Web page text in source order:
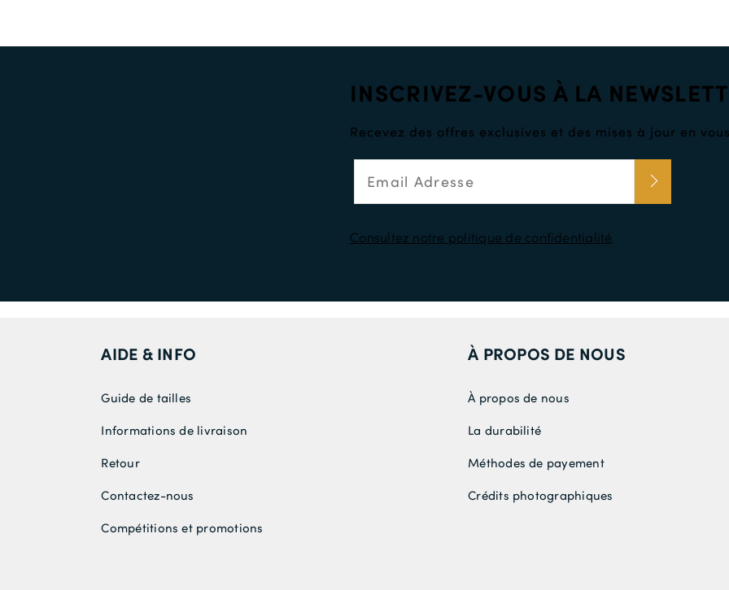
INSCRIVEZ-VOUS À LA
Recevez des offres exclusives et des mises à jour en
Consultez notre politique de confidentialité
AIDE & INFO
Guide de tailles
Informations de livraison
Retour
Contactez-nous
Compétitions et promotions
À PROPOS DE NOUS
À propos de nous
La durabilité
Méthodes de payement
Crédits photographiques